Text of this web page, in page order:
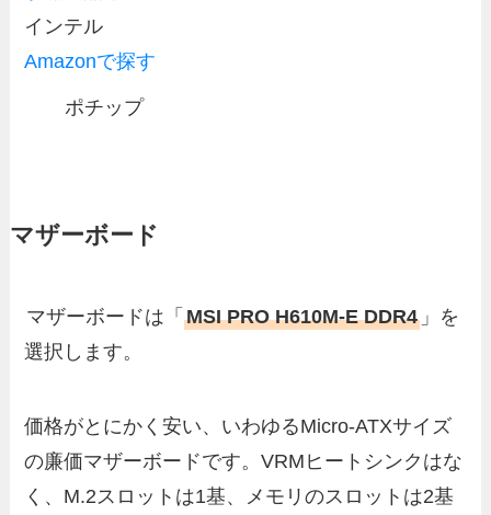
インテル
Amazonで探す
ポチップ
マザーボード
マザーボードは「MSI PRO H610M-E DDR4 」を
選択します。
価格がとにかく安い、いわゆるMicro-ATXサイズ
の廉価マザーボードです。VRMヒートシンクはな
く、M.2スロットは1基、メモリのスロットは2基